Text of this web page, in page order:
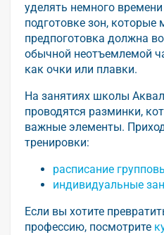
уделять немного
подготовке зон,
предпоготовка должна
обычной неотъемлемой
как очки или плавки.
На занятиях школы
проводятся разминки,
важные элементы.
тренировки:
расписание
индивидуальные
Если вы хотите
профессию, посмотрите